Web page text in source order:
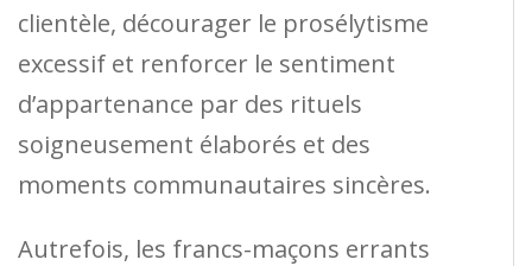
clientèle, décourager le prosélytisme
excessif et renforcer le sentiment
d’appartenance par des rituels
soigneusement élaborés et des
moments communautaires sincères.
Autrefois, les francs-maçons errants